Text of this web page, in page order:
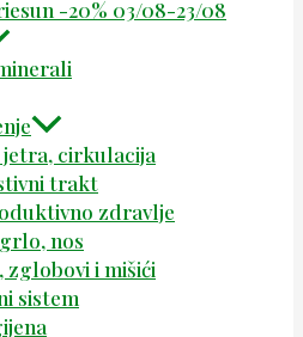
-20% 03/08-23/08
jetra, cirkulacija
trakt
zdravlje
nos
zglobovi i mišići
sistem